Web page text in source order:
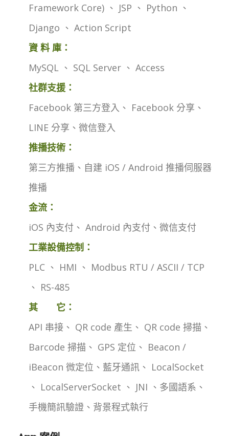
Framework Core) 、 JSP 、 Python 、
Django 、 Action Script
資 料 庫：
MySQL 、 SQL Server 、 Access
社群支援：
Facebook 第三方登入、 Facebook 分享、
LINE 分享、微信登入
推播技術：
第三方推播、自建 iOS / Android 推播伺服器
推播
金流：
iOS 內支付、 Android 內支付、微信支付
工業設備控制：
PLC 、 HMI 、 Modbus RTU / ASCII / TCP
、 RS-485
其 它：
API 串接、 QR code 產生、 QR code 掃描、
Barcode 掃描、 GPS 定位、 Beacon /
iBeacon 微定位、藍牙通訊、 LocalSocket
、 LocalServerSocket 、 JNI 、多國語系、
手機簡訊驗證、背景程式執行